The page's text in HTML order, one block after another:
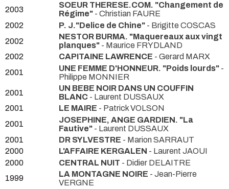
2003
SOEUR THERESE.COM. "Changement de
Régime" - Christian FAURE
2002
P. J."Delice de Chine" - Brigitte COSCAS
2002
NESTOR BURMA. "Maquereaux aux vingt
planques" - Maurice FRYDLAND
2002
CAPITAINE LAWRENCE - Gerard MARX
2001
UNE FEMME D'HONNEUR. "Poids lourds" -
Philippe MONNIER
2001
UN BEBE NOIR DANS UN COUFFIN
BLANC - Laurent DUSSAUX
2001
LE MAIRE - Patrick VOLSON
2001
JOSEPHINE, ANGE GARDIEN. "La
Fautive" - Laurent DUSSAUX
2001
DR SYLVESTRE - Marion SARRAUT
2000
L'AFFAIRE KERGALEN - Laurent JAOUI
2000
CENTRAL NUIT - Didier DELAITRE
1999
LA MONTAGNE NOIRE - Jean-Pierre
VERGNE